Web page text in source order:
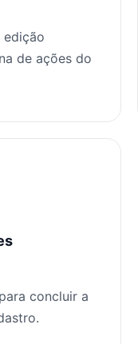
de ações do
concluir a